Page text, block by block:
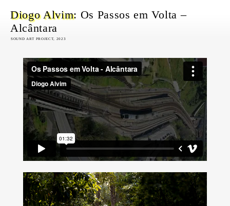
Diogo Alvim: Os Passos em Volta –
Alcântara
SOUND ART PROJECT, 2023